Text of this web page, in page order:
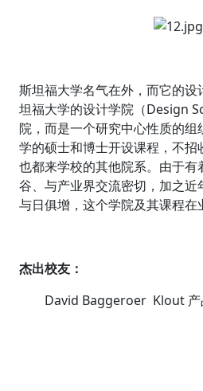
斯坦福大学名气在外，而它的
坦福大学的设计学院（Design
院，而是一个研究中心性质的
学的硕士和博士开设课程，不
也都来学校的其他院系。由于
谷、与产业界交流密切，加之
与日俱增，这个学院及其课程在
杰出校友：
David Baggeroer Klout 产